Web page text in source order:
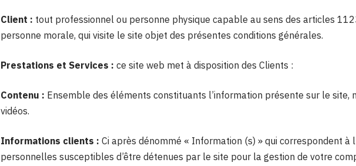
Client : tout professionnel ou personne physique capable au sens des articles
personne morale, qui visite le site objet des présentes conditions générales.
Prestations et Services : ce site web met à disposition des Clients :
Contenu : Ensemble des éléments constituants l’information présente sur le site,
vidéos.
Informations clients : Ci après dénommé « Information (s) » qui correspondent à
personnelles susceptibles d’être détenues par le site pour la gestion de votre